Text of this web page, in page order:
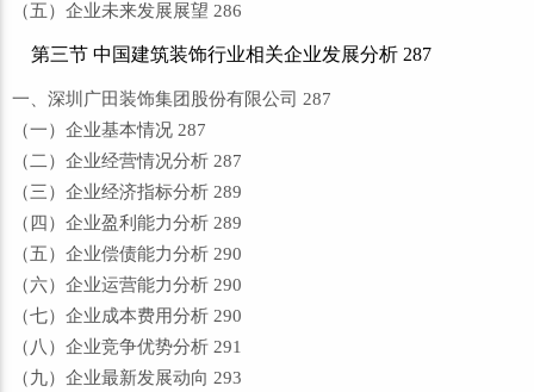
（五）企业未来发展展望 286
第三节 中国建筑装饰行业相关企业发展分析 287
一、深圳广田装饰集团股份有限公司 287
（一）企业基本情况 287
（二）企业经营情况分析 287
（三）企业经济指标分析 289
（四）企业盈利能力分析 289
（五）企业偿债能力分析 290
（六）企业运营能力分析 290
（七）企业成本费用分析 290
（八）企业竞争优势分析 291
（九）企业最新发展动向 293